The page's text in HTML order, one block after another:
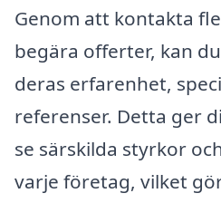
Genom att kontakta
begära offerter, kan
deras erfarenhet,
referenser. Detta ger
se särskilda styrkor
varje företag, vilket